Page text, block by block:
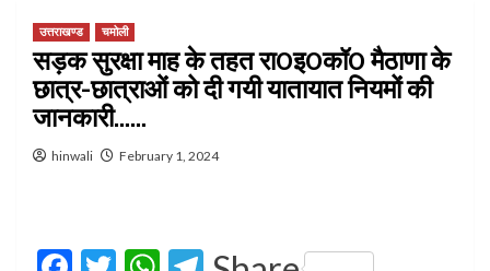
उत्तराखण्ड चमोली
सड़क सुरक्षा माह के तहत रा0इ0कॉ0 मैठाणा के
छात्र-छात्राओं को दी गयी यातायात नियमों की
जानकारी……
hinwali February 1, 2024